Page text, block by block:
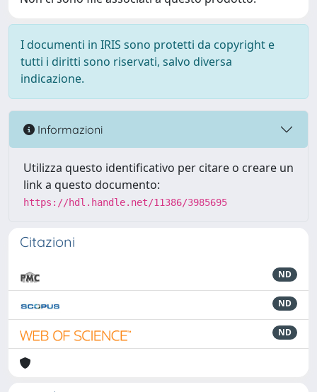
I documenti in IRIS sono protetti da copyright e
tutti i diritti sono riservati, salvo diversa
indicazione.
Informazioni
Utilizza questo identificativo per citare o creare un
link a questo documento:
https://hdl.handle.net/11386/3985695
Citazioni
ND
ND
ND